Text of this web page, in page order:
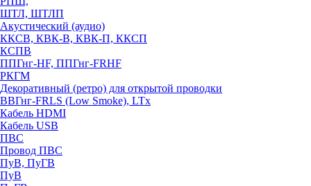
ШТЛ, ШТЛП
Акустический (аудио)
ККСВ, КВК-В, КВК-П, ККСП
КСПВ
ППГнг-HF, ППГнг-FRHF
РКГМ
Декоративный (ретро) для открытой проводки
ВВГнг-FRLS (Low Smoke), LTx
Кабель HDMI
Кабель USB
ПВС
Провод ПВС
ПуВ, ПуГВ
ПуВ